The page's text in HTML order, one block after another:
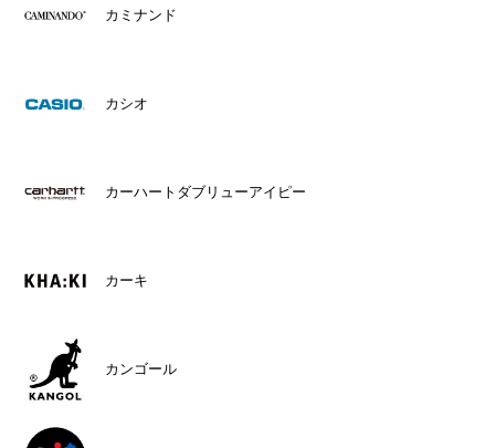
カミナンド
カシオ
カーハートダブリューアイピー
カーキ
カンゴール